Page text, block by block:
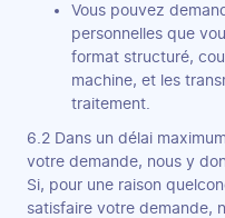
Vous pouvez
personnelles que
format structuré,
machine, et les
traitement.
6.2 Dans un délai
votre demande, nous y
Si, pour une raison
satisfaire votre demande,